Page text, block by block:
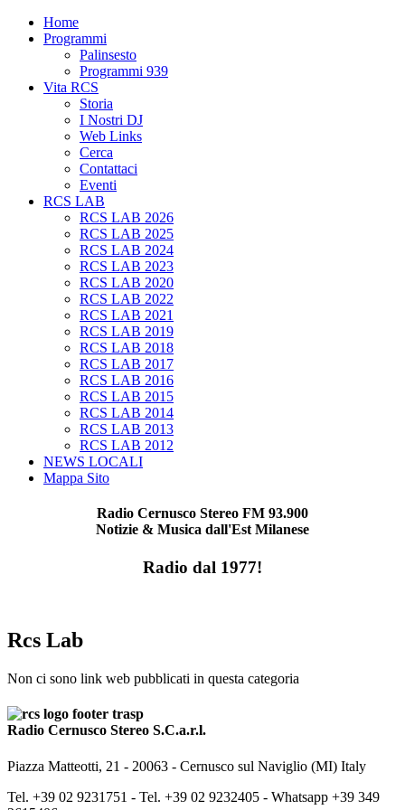
Home
Programmi
Palinsesto
Programmi 939
Vita RCS
Storia
I Nostri DJ
Web Links
Cerca
Contattaci
Eventi
RCS LAB
RCS LAB 2026
RCS LAB 2025
RCS LAB 2024
RCS LAB 2023
RCS LAB 2020
RCS LAB 2022
RCS LAB 2021
RCS LAB 2019
RCS LAB 2018
RCS LAB 2017
RCS LAB 2016
RCS LAB 2015
RCS LAB 2014
RCS LAB 2013
RCS LAB 2012
NEWS LOCALI
Mappa Sito
Radio Cernusco Stereo FM 93.900
Notizie & Musica dall'Est Milanese
Radio dal 1977!
Rcs Lab
Non ci sono link web pubblicati in questa categoria
Radio Cernusco Stereo S.C.a.r.l.
Piazza Matteotti, 21 - 20063 - Cernusco sul Naviglio (MI) Italy
Tel. +39 02 9231751 - Tel. +39 02 9232405 - Whatsapp +39 349